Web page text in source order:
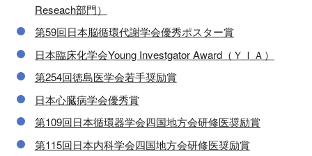
Reseach部門）
第59回日本脳循環代謝学会優秀ポスター賞
日本臨床化学会Young Investgator Award（ＹＩＡ）
第254回徳島医学会若手奨励賞
日本心臓病学会優秀賞
第109回日本循環器学会四国地方会研修医奨励賞
第115回日本内科学会四国地方会研修医奨励賞